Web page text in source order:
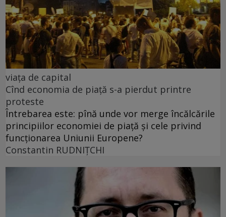
viața de capital
Cînd economia de piață s-a pierdut printre
proteste
Întrebarea este: pînă unde vor merge încălcările
principiilor economiei de piață și cele privind
funcționarea Uniunii Europene?
Constantin RUDNIŢCHI